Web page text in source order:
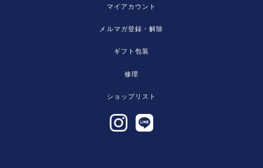
マイアカウント
メルマガ登録・解除
ギフト包装
修理
ショップリスト